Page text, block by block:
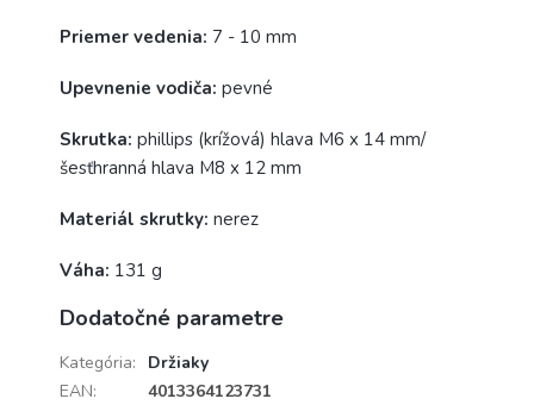
Priemer vedenia: 7 - 10 mm
Upevnenie vodiča: pevné
Skrutka: phillips (krížová) hlava M6 x 14 mm/
šesťhranná hlava M8 x 12 mm
Materiál skrutky: nerez
Váha: 131 g
Dodatočné parametre
Kategória:
Držiaky
EAN: 4013364123731